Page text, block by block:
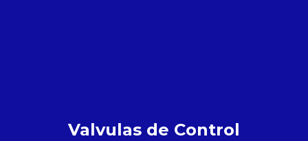
Valvulas de Control